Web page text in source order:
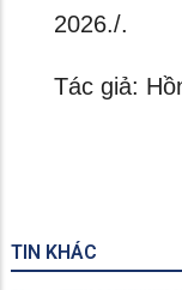
2026./.
Tác giả:
TIN KHÁC